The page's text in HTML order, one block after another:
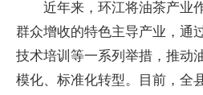
近年来，环江将油茶产业
群众增收的特色主导产业，通
技术培训等一系列举措，推动
模化、标准化转型。目前，全